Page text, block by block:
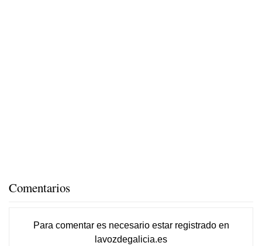
Comentarios
Para comentar es necesario estar registradoen
lavozdegalicia.es